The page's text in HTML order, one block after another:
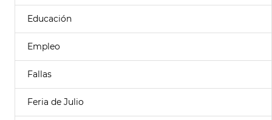
Educación
Empleo
Fallas
Feria de Julio